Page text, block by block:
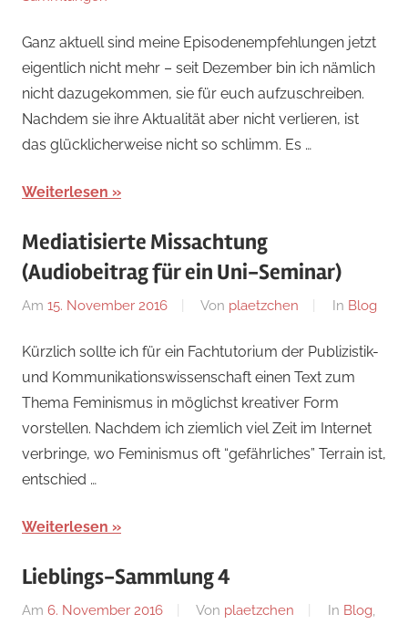
Ganz aktuell sind meine Episodenempfehlungen jetzt
eigentlich nicht mehr – seit Dezember bin ich nämlich
nicht dazugekommen, sie für euch aufzuschreiben.
Nachdem sie ihre Aktualität aber nicht verlieren, ist
das glücklicherweise nicht so schlimm. Es …
Weiterlesen
Mediatisierte Missachtung
(Audiobeitrag für ein Uni-Seminar)
Am 15. November 2016 Von plaetzchen In Blog
Kürzlich sollte ich für ein Fachtutorium der Publizistik-
und Kommunikationswissenschaft einen Text zum
Thema Feminismus in möglichst kreativer Form
vorstellen. Nachdem ich ziemlich viel Zeit im Internet
verbringe, wo Feminismus oft “gefährliches” Terrain ist,
entschied …
Weiterlesen
Lieblings-Sammlung 4
Am 6. November 2016 Von plaetzchen In Blog,